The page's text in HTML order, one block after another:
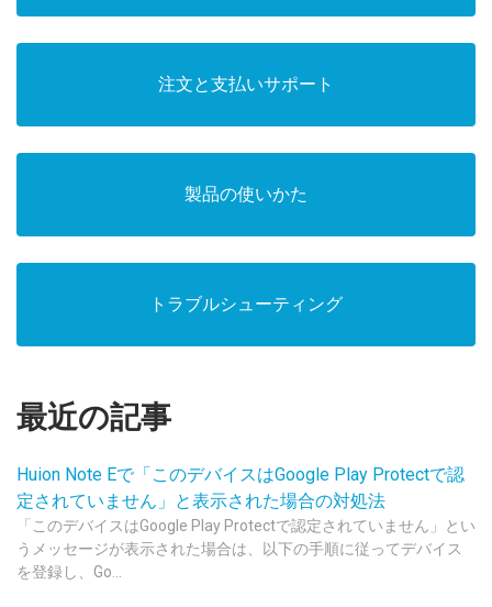
注文と支払いサポート
製品の使いかた
トラブルシューティング
最近の記事
Huion Note Eで「このデバイスはGoogle Play Protectで認
定されていません」と表示された場合の対処法
「このデバイスはGoogle Play Protectで認定されていません」とい
うメッセージが表示された場合は、以下の手順に従ってデバイス
を登録し、Go...